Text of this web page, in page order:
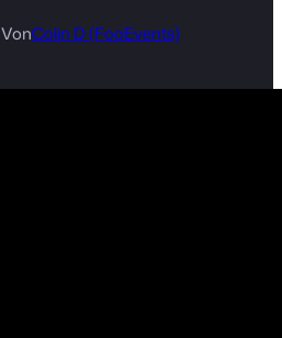
VonColin D (FooEvents)